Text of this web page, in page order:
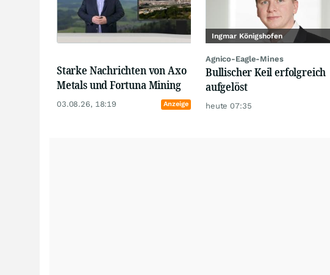
Starke Nachrichten von Axo
Metals und Fortuna Mining
03.08.26, 18:19 Anzeige
Ingmar Königshofen
Agnico-Eagle-Mines
Bullischer Keil erfolgreich
aufgelöst
heute 07:35